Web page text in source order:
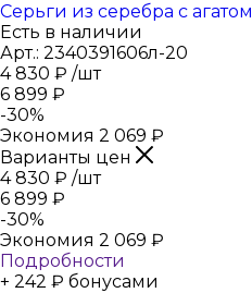
Серьги из серебра с агатом
Есть в наличии
Арт.: 2340391606л-20
4 830 ₽ /шт
6 899 ₽
-30%
Экономия 2 069 ₽
Варианты цен
4 830 ₽ /шт
6 899 ₽
-30%
Экономия 2 069 ₽
Подробности
+ 242 ₽ бонусами